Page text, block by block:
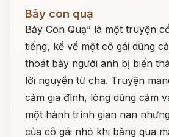
Bảy con quạ
Bảy Con Quạ” là một truyện
tiếng, kể về một cô gái dũng
thoát bảy người anh bị biến
lời nguyền từ cha. Truyện
cảm gia đình, lòng dũng cảm
một hành trình gian nan
của cô gái nhỏ khi băng qua